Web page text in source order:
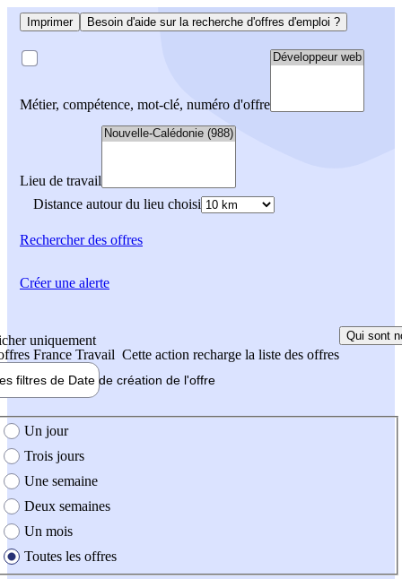
Imprimer Besoin d'aide sur la recherche d'offres d'emploi ?
Métier, compétence, mot-clé, numéro d'offre
Lieu de travail
Distance autour du lieu choisi
Rechercherdes offres
uniquement
France Travail Cette action recharge la liste des offres
Qui sont
filtres de Date de création de l'offre
création de l'offre
Un jour
Trois jours
Une semaine
Deux semaines
Un mois
Toutes les offres
Créer une alerte